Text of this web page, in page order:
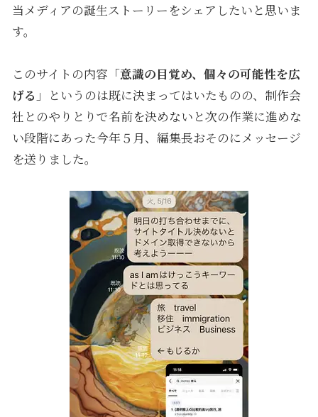
当メディアの誕生ストーリーをシェアしたいと思いま
す。
このサイトの内容「意識の目覚め、個々の可能性を広
げる 」というのは既に決まってはいたものの、制作会
社とのやりとりで名前を決めないと次の作業に進めな
い段階にあった今年５月、編集長おそのにメッセージ
を送りました。